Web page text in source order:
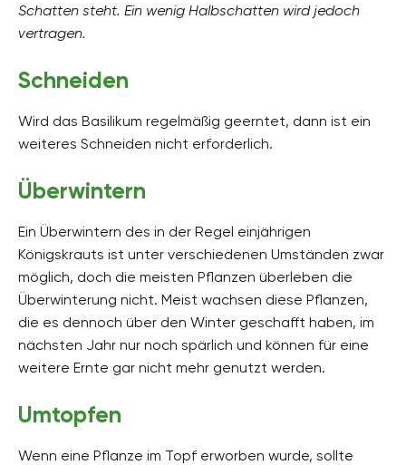
Schatten steht. Ein wenig Halbschatten wird jedoch
vertragen.
Schneiden
Wird das Basilikum regelmäßig geerntet, dann ist ein
weiteres Schneiden nicht erforderlich.
Überwintern
Ein Überwintern des in der Regel einjährigen
Königskrauts ist unter verschiedenen Umständen zwar
möglich, doch die meisten Pflanzen überleben die
Überwinterung nicht. Meist wachsen diese Pflanzen,
die es dennoch über den Winter geschafft haben, im
nächsten Jahr nur noch spärlich und können für eine
weitere Ernte gar nicht mehr genutzt werden.
Umtopfen
Wenn eine Pflanze im Topf erworben wurde, sollte